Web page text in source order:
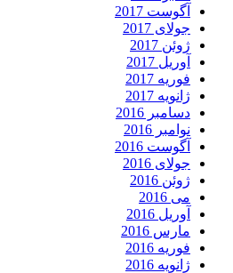
آگوست 2017
جولای 2017
ژوئن 2017
آوریل 2017
فوریه 2017
ژانویه 2017
دسامبر 2016
نوامبر 2016
آگوست 2016
جولای 2016
ژوئن 2016
می 2016
آوریل 2016
مارس 2016
فوریه 2016
ژانویه 2016